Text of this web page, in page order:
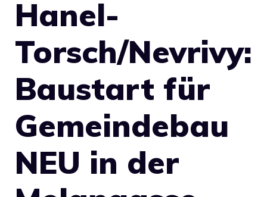
Hanel-
Torsch/Nevrivy:
Baustart für
Gemeindebau
NEU in der